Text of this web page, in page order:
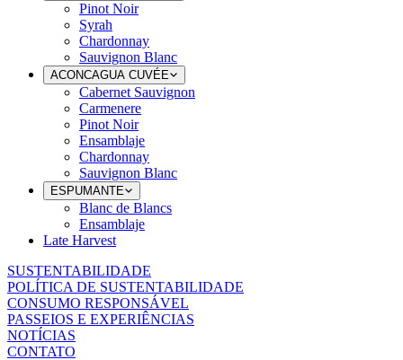
Pinot Noir
Syrah
Chardonnay
Sauvignon Blanc
ACONCAGUA CUVÉE
Cabernet Sauvignon
Carmenere
Pinot Noir
Ensamblaje
Chardonnay
Sauvignon Blanc
ESPUMANTE
Blanc de Blancs
Ensamblaje
Late Harvest
SUSTENTABILIDADE
POLÍTICA DE SUSTENTABILIDADE
CONSUMO RESPONSÁVEL
PASSEIOS E EXPERIÊNCIAS
NOTÍCIAS
CONTATO